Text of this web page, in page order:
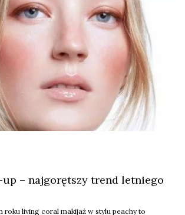
up – najgorętszy trend letniego
roku living coral makijaż w stylu peachy to